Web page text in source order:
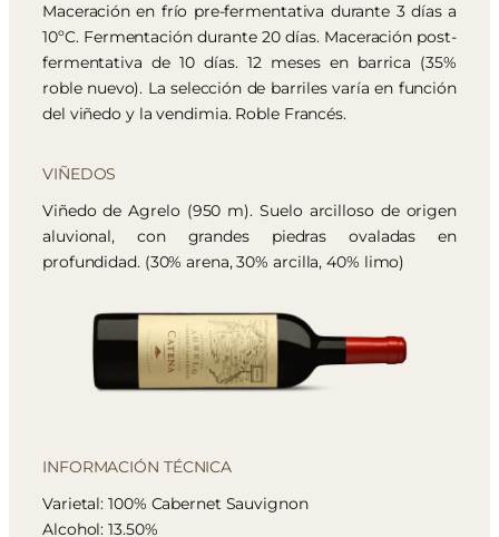
Maceración en frío pre-fermentativa durante 3 días a
10ºC. Fermentación durante 20 días. Maceración post-
fermentativa de 10 días. 12 meses en barrica (35%
roble nuevo). La selección de barriles varía en función
del viñedo y la vendimia. Roble Francés.
VIÑEDOS
Viñedo de Agrelo (950 m). Suelo arcilloso de origen
aluvional, con grandes piedras ovaladas en
profundidad. (30% arena, 30% arcilla, 40% limo)
INFORMACIÓN TÉCNICA
Varietal: 100% Cabernet Sauvignon
Alcohol: 13.50%